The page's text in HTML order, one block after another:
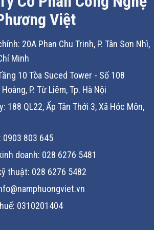
mượt, tiết kiệm năng lượng và
năng lượng cho tải quạt/bơm: thuật toán tối ưu
hợp: điều khiển bơm/quạt theo áp suất/lưu lượng/
tìm lại tốc độ động cơ khi cấp nguồn lại
Power Loss Ride-Through: duy trì vận hành khi
Decel, High-slip Braking: hỗ trợ dừng/giảm
ngăn kẹt trục do quá tải tức thời bằng
Torque Control: hạn dòng theo moment hoặc
Droop, Feed-forward: tăng độ ổn định tốc độ,
một hệ truyền động ổn định, êm ái, bền bỉ và
máy.
Việt
20A Phan Chu Trinh, P. Tân Sơn Nhì,
Minh
10 Tòa Suced Tower - Số 108
P. Từ Liêm, Tp. Hà Nội
188 QL22, Ấp Tân Thới 3, Xã Hóc Môn,
0903 803 645
doanh: 028 6276 5481
thuật: 028 6276 5482
0310201404